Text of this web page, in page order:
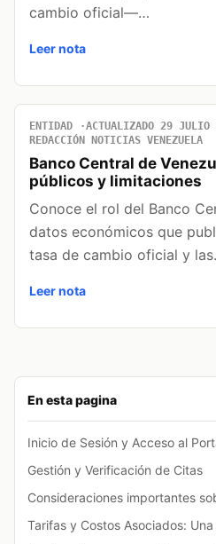
En esta pagina
Inicio de Sesión y Acceso al
Gestión y Verificación de Citas
Consideraciones importantes
Tarifas y Costos Asociados:
cambio oficial—…
Leer nota
ENTIDAD ACTUALIZADO 29 JULIO
REDACCIÓN NOTICIAS VENEZUELA
Banco Central de
públicos y limitaciones
Conoce el rol del Banco
datos económicos que
tasa de cambio oficial y
Leer nota